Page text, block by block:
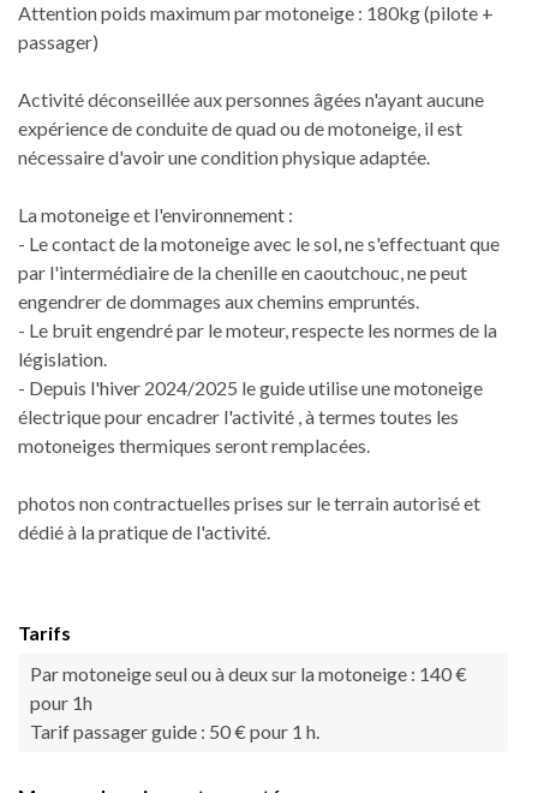
Attention poids maximum par motoneige : 180kg (pilote +
passager)
Activité déconseillée aux personnes âgées n'ayant aucune
expérience de conduite de quad ou de motoneige, il est
nécessaire d'avoir une condition physique adaptée.
La motoneige et l'environnement :
- Le contact de la motoneige avec le sol, ne s'effectuant que
par l'intermédiaire de la chenille en caoutchouc, ne peut
engendrer de dommages aux chemins empruntés.
- Le bruit engendré par le moteur, respecte les normes de la
législation.
- Depuis l'hiver 2024/2025 le guide utilise une motoneige
électrique pour encadrer l'activité , à termes toutes les
motoneiges thermiques seront remplacées.
photos non contractuelles prises sur le terrain autorisé et
dédié à la pratique de l'activité.
Tarifs
Par motoneige seul ou à deux sur la motoneige : 140 €
pour 1h
Tarif passager guide : 50 € pour 1 h.